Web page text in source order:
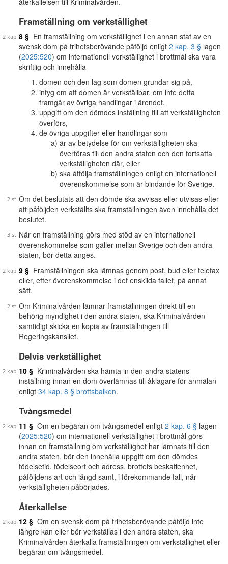
Framställning om verkställighet
8 § En framställning om verkställighet i en annan stat av en
svensk dom på frihetsberövande påföljd enligt 2 kap. 3 § lagen
(2025:520) om internationell verkställighet i brottmål ska vara
skriftlig och innehålla
domen och den lag som domen grundar sig på,
intyg om att domen är verkställbar, om inte detta
framgår av övriga handlingar i ärendet,
uppgift om den dömdes inställning till att verkställigheten
överförs,
de övriga uppgifter eller handlingar som
är av betydelse för om verkställigheten ska
överföras till den andra staten och den fortsatta
verkställigheten där, eller
ska åtfölja framställningen enligt en internationell
överenskommelse som är bindande för Sverige.
Om det beslutats att den dömde ska avvisas eller utvisas efter
att påföljden verkställts ska framställningen även innehålla det
beslutet.
När en framställning görs med stöd av en internationell
överenskommelse som gäller mellan Sverige och den andra
staten, bör detta anges.
9 § Framställningen ska lämnas genom post, bud eller telefax
eller, efter överenskommelse i det enskilda fallet, på annat
sätt.
Om Kriminalvården lämnar framställningen direkt till en
behörig myndighet i den andra staten, ska Kriminalvården
samtidigt skicka en kopia av framställningen till
Regeringskansliet.
Delvis verkställighet
10 § Kriminalvården ska hämta in den andra statens
inställning innan en dom överlämnas till åklagare för anmälan
enligt 34 kap. 8 § brottsbalken.
Tvångsmedel
11 § Om en begäran om tvångsmedel enligt 2 kap. 6 § lagen
(2025:520) om internationell verkställighet i brottmål görs
innan en framställning om verkställighet har lämnats till den
andra staten, bör den innehålla uppgift om den dömdes
födelsetid, födelseort och adress, brottets beskaffenhet,
påföljdens art och längd samt, i förekommande fall, när
verkställigheten påbörjades.
Återkallelse
12 § Om en svensk dom på frihetsberövande påföljd inte
längre kan eller bör verkställas i den andra staten, ska
Kriminalvården återkalla framställningen om verkställighet eller
begäran om tvångsmedel.